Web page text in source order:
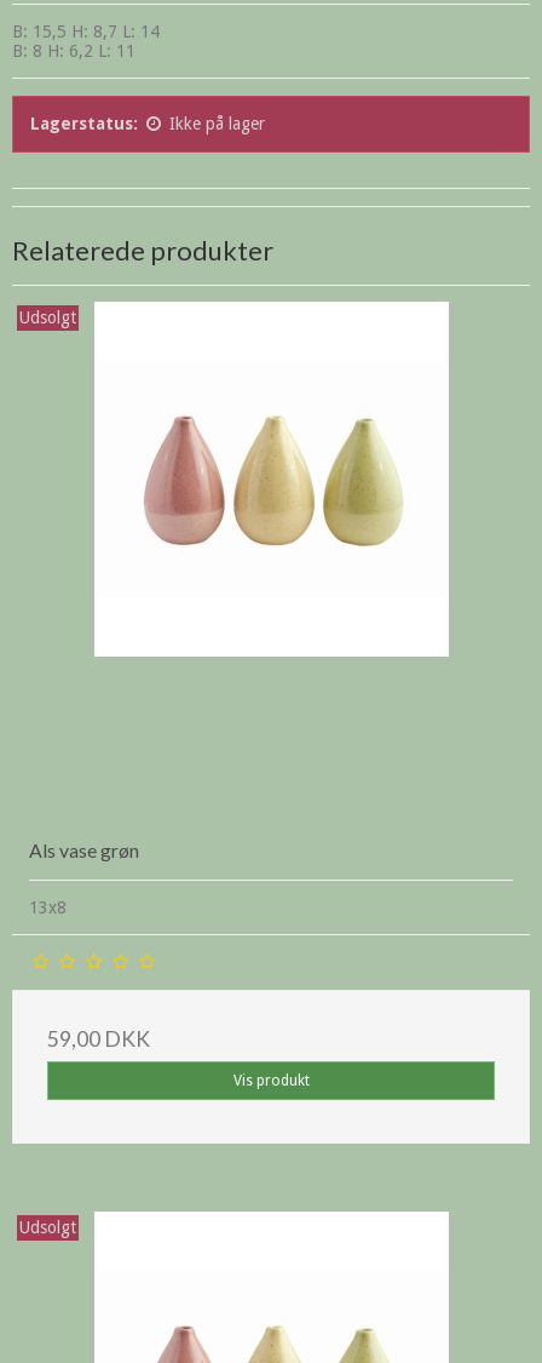
B: 15,5 H: 8,7 L: 14
B: 8 H: 6,2 L: 11
Lagerstatus: Ikke på lager
Relaterede produkter
Udsolgt
Als vase grøn
13x8
59,00 DKK
Vis produkt
Udsolgt